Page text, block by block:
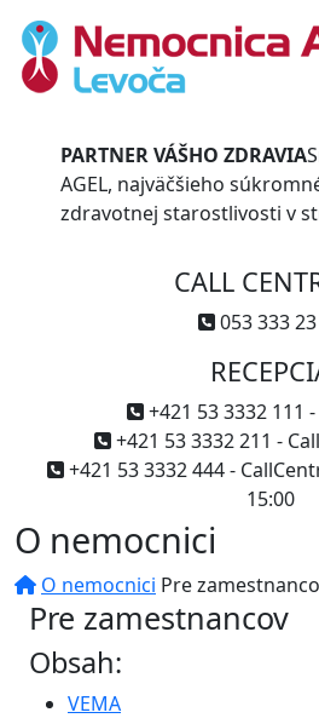
PARTNER VÁŠHO ZDRAVIA
AGEL, najväčšieho
zdravotnej starostlivosti v
CALL
053 333
+421 53 3332 111
+421 53 3332 211 -
+421 53 3332 444 -
15:00
O nemocnici
O nemocnici Pre
Pre zamestnancov
Obsah:
VEMA